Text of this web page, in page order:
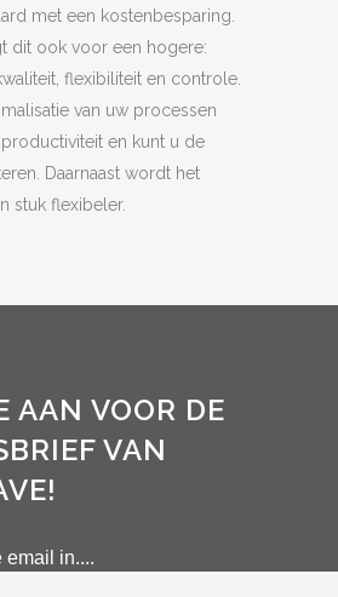
met een kostenbesparing.
dit ook voor een hogere:
flexibiliteit en controle.
van uw processen
en kunt u de
Daarnaast wordt het
stuk flexibeler.
AAN VOOR DE
VAN